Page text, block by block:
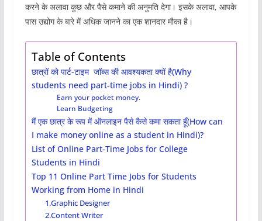
करने के अलावा कुछ और पैसे कमाने की अनुमति देगा। इसके अलावा, आपके
पास उद्योग के बारे में अधिक जानने का एक शानदार मौका है।
Table of Contents
छात्रों को पार्ट-टाइम जॉब्स की आवश्यकता क्यों है(Why
students need part-time jobs in Hindi) ?
Earn your pocket money.
Learn Budgeting
मैं एक छात्र के रूप में ऑनलाइन पैसे कैसे कमा सकता हूँ(How can
I make money online as a student in Hindi)?
List of Online Part-Time Jobs for College
Students in Hindi
Top 11 Online Part Time Jobs for Students
Working from Home in Hindi
1.Graphic Designer
2.Content Writer